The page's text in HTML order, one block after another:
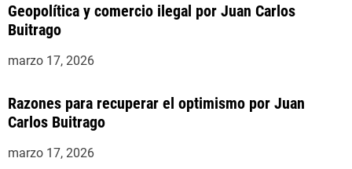
Geopolítica y comercio ilegal por Juan Carlos
Buitrago
marzo 17, 2026
Razones para recuperar el optimismo por Juan
Carlos Buitrago
marzo 17, 2026